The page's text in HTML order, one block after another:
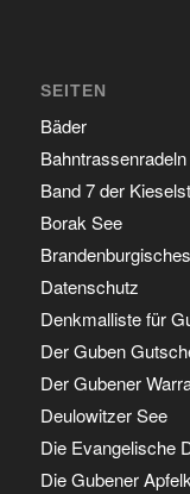
SEITEN
Bäder
Band 7 der
Borak See
Datenschutz
Denkmalliste für
Der Guben
Der Gubener
Deulowitzer See
Die Evangelische
Die Gubener